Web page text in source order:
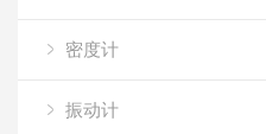
密度计
振动计